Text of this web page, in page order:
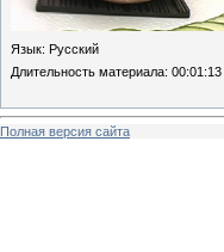
Язык: Русский
Длительность материала: 00:01:13
Полная версия сайта